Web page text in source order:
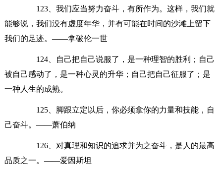
123、我们应当努力奋斗，有所作为。这样，我们就
能够说，我们没有虚度年华，并有可能在时间的沙滩上留下
我们的足迹。——拿破伦一世
124、自己把自己说服了，是一种理智的胜利；自己
被自己感动了，是一种心灵的升华；自己把自己征服了；是
一种人生的成熟。
125、脚跟立定以后，你必须拿你的力量和技能，自
己奋斗。——萧伯纳
126、对真理和知识的追求并为之奋斗，是人的最高
品质之一。——爱因斯坦